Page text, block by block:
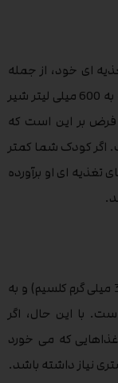
تغذیه ای خود، از جمله
نیاز کلسیم توصیه شده (525 میلی گرم)، روزانه به 600 میلی لیتر شیر
فرض بر این است که
کودک شما کمتر
ای او برآورده
نیاز به کلسیم در این گروه سنی کمتر است (350 میلی گرم کلسیم) و به
است. با این حال، اگر
که می خورد
نیاز داشته باشد.